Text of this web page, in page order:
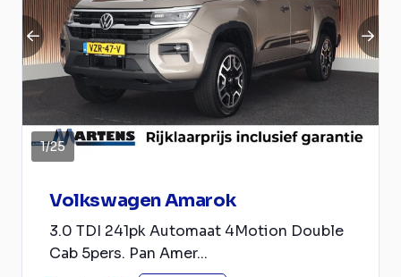
1/25
Volkswagen Amarok
3.0 TDI 241pk Automaat 4Motion Double
Cab 5pers. Pan Amer...